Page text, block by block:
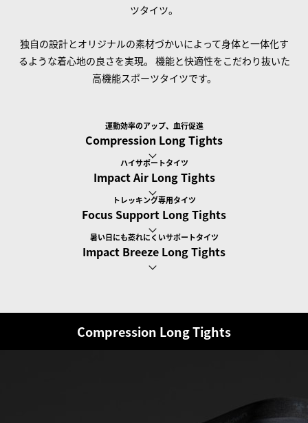
ツタイツ。
独自の設計とオリジナルの素材づかいによって身体と一体化す
るような着心地の良さを実現。 機能と快適性をこだわり抜いた
高機能スポーツタイツです。
運動効率のアップ、血行促進
Compression Long Tights
ハイサポートタイツ
Impact Air Long Tights
トレッキング専用タイツ
Focus Support Long Tights
暑い日にも蒸れにくいサポートタイツ
Impact Breeze Long Tights
Compression Long Tights